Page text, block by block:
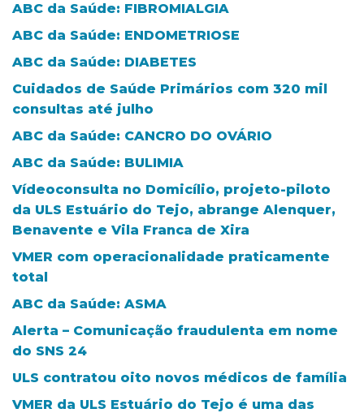
ABC da Saúde: FIBROMIALGIA
ABC da Saúde: ENDOMETRIOSE
ABC da Saúde: DIABETES
Cuidados de Saúde Primários com 320 mil
consultas até julho
ABC da Saúde: CANCRO DO OVÁRIO
ABC da Saúde: BULIMIA
Vídeoconsulta no Domicílio, projeto-piloto
da ULS Estuário do Tejo, abrange Alenquer,
Benavente e Vila Franca de Xira
VMER com operacionalidade praticamente
total
ABC da Saúde: ASMA
Alerta – Comunicação fraudulenta em nome
do SNS 24
ULS contratou oito novos médicos de família
VMER da ULS Estuário do Tejo é uma das